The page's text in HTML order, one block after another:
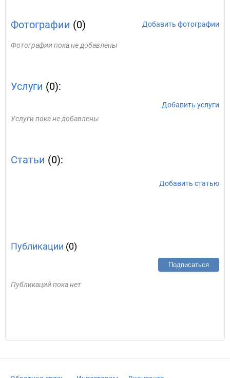
Фотографии (0) Добавить фотографии
Фотографии пока не добавлены
Услуги (0):
Добавить услуги
Услуги пока не добавлены
Статьи (0):
Добавить статью
Публикации (0)
Подписаться
Публикаций пока нет